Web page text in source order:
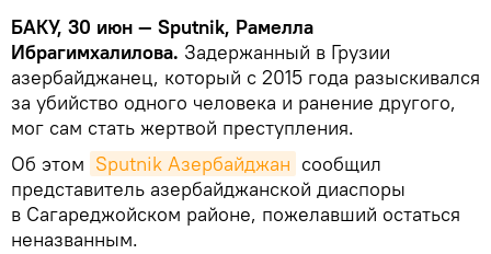
БАКУ, 30 июн — Sputnik, Рамелла
Ибрагимхалилова. Задержанный в Грузии
азербайджанец, который с 2015 года разыскивался
за убийство одного человека и ранение другого,
мог сам стать жертвой преступления.
Об этом Sputnik Азербайджан сообщил
представитель азербайджанской диаспоры
в Сагареджойском районе, пожелавший остаться
неназванным.